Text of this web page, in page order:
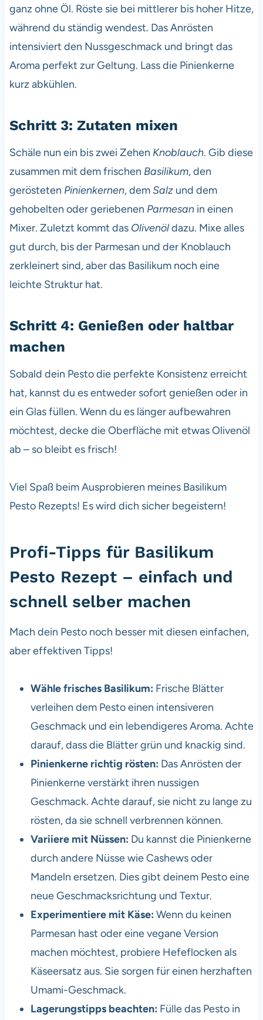
ganz ohne Öl. Röste sie bei mittlerer bis hoher Hitze,
während du ständig wendest. Das Anrösten
intensiviert den Nussgeschmack und bringt das
Aroma perfekt zur Geltung. Lass die Pinienkerne
kurz abkühlen.
Schritt 3: Zutaten mixen
Schäle nun ein bis zwei Zehen Knoblauch. Gib diese
zusammen mit dem frischen Basilikum, den
gerösteten Pinienkernen, demSalzund dem
gehobelten oder geriebenen Parmesanin einen
Mixer. Zuletzt kommt das Olivenöldazu. Mixe alles
gut durch, bis der Parmesan und der Knoblauch
zerkleinert sind, aber das Basilikum noch eine
leichte Struktur hat.
Schritt 4: Genießen oder haltbar
machen
Sobald dein Pesto die perfekte Konsistenz erreicht
hat, kannst du es entweder sofort genießen oder in
ein Glas füllen. Wenn du es länger aufbewahren
möchtest, decke die Oberfläche mit etwas Olivenöl
ab – so bleibt es frisch!
Viel Spaß beim Ausprobieren meines Basilikum
Pesto Rezepts! Es wird dich sicher begeistern!
Profi-Tipps für Basilikum
Pesto Rezept – einfach und
schnell selber machen
Mach dein Pesto noch besser mit diesen einfachen,
aber effektiven Tipps!
Wähle frisches Basilikum: Frische Blätter
verleihen dem Pesto einen intensiveren
Geschmack und ein lebendigeres Aroma. Achte
darauf, dass die Blätter grün und knackig sind.
Pinienkerne richtig rösten: Das Anrösten der
Pinienkerne verstärkt ihren nussigen
Geschmack. Achte darauf, sie nicht zu lange zu
rösten, da sie schnell verbrennen können.
Variiere mit Nüssen: Du kannst die Pinienkerne
durch andere Nüsse wie Cashews oder
Mandeln ersetzen. Dies gibt deinem Pesto eine
neue Geschmacksrichtung und Textur.
Experimentiere mit Käse: Wenn du keinen
Parmesan hast oder eine vegane Version
machen möchtest, probiere Hefeflocken als
Käseersatz aus. Sie sorgen für einen herzhaften
Umami-Geschmack.
Lagerungstipps beachten: Fülle das Pesto in